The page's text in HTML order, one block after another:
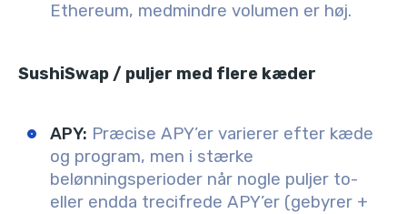
Ethereum, medmindre volumen er høj.
SushiSwap / puljer med flere kæder
APY: Præcise APY’er varierer efter kæde
og program, men i stærke
belønningsperioder når nogle puljer to-
eller endda trecifrede APY’er (gebyrer +